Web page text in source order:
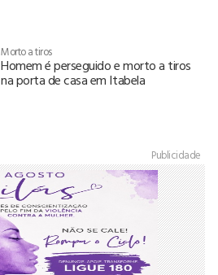
Morto a tiros
Homem é perseguido e morto a tiros
na porta de casa em Itabela
Publicidade